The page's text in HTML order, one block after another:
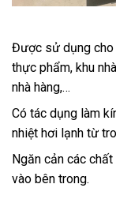
Được sử dụng cho
thực phẩm, khu
nhà hàng,…
Có tác dụng làm
nhiệt hơi lạnh từ
Ngăn cản các
vào bên trong.